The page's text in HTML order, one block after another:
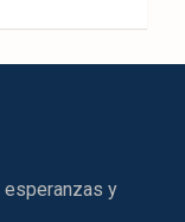
esperanzas y